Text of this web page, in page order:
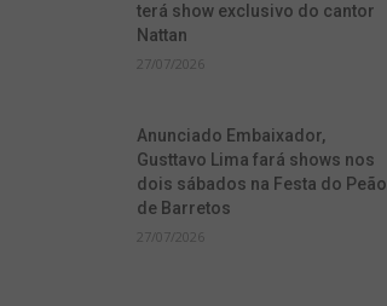
terá show exclusivo do cantor
Nattan
27/07/2026
Anunciado Embaixador,
Gusttavo Lima fará shows nos
dois sábados na Festa do Peão
de Barretos
27/07/2026